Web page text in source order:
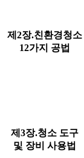
제2장.친환경청소
12가지 공법
제3장.청소 도구
및 장비 사용법